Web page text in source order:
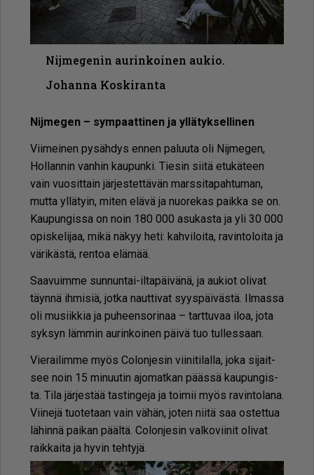
Nijmegenin aurinkoinen aukio.
Johanna Koskiranta
Nij­me­gen – sym­paat­ti­nen ja yl­lä­tyk­sel­li­nen
Vii­mei­nen py­säh­dys en­nen pa­luu­ta oli Nij­me­gen,
Hol­lan­nin van­hin kau­pun­ki. Tie­sin sii­tä etu­kä­teen
vain vuo­sit­tain jär­jes­tet­tä­vän mars­si­ta­pah­tu­man,
mut­ta yl­lä­tyin, mi­ten elä­vä ja nuo­re­kas paik­ka se on.
Kau­pun­gis­sa on noin 180 000 asu­kas­ta ja yli 30 000
opis­ke­li­jaa, mikä nä­kyy heti: kah­vi­loi­ta, ra­vin­to­loi­ta ja
vä­ri­käs­tä, ren­toa elä­mää.
Saa­vuim­me sun­nun­tai-il­ta­päi­vä­nä, ja au­ki­ot oli­vat
täyn­nä ih­mi­siä, jot­ka naut­ti­vat syys­päi­väs­tä. Il­mas­sa
oli mu­siik­kia ja pu­heen­so­ri­naa – tart­tu­vaa iloa, jota
syk­syn läm­min au­rin­koi­nen päi­vä tuo tul­les­saan.
Vie­rai­lim­me myös Co­lon­je­sin vii­ni­ti­lal­la, joka si­jait­
see noin 15 mi­nuu­tin ajo­mat­kan pääs­sä kau­pun­gis­
ta. Tila jär­jes­tää tas­tin­ge­ja ja toi­mii myös ra­vin­to­la­na.
Vii­ne­jä tuo­te­taan vain vä­hän, jo­ten nii­tä saa os­tet­tua
lä­hin­nä pai­kan pääl­tä. Co­lon­je­sin val­ko­vii­nit oli­vat
raik­kai­ta ja hy­vin teh­ty­jä.